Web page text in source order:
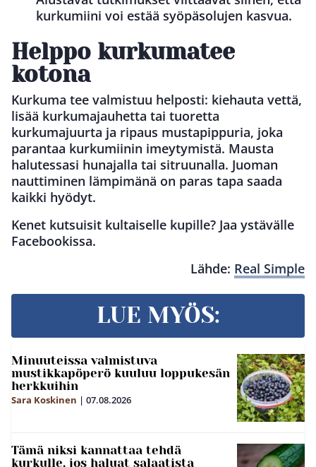
kurkumiini voi estää syöpäsolujen kasvua.
Helppo kurkumatee
kotona
Kurkuma tee valmistuu helposti: kiehauta vettä,
lisää kurkumajauhetta tai tuoretta
kurkumajuurta ja ripaus mustapippuria, joka
parantaa kurkumiinin imeytymistä. Mausta
halutessasi hunajalla tai sitruunalla. Juoman
nauttiminen lämpimänä on paras tapa saada
kaikki hyödyt.
Kenet kutsuisit kultaiselle kupille? Jaa ystävälle
Facebookissa.
Lähde: Real Simple
LUE MYÖS:
Minuuteissa valmistuva
mustikkapöperö kuuluu loppukesän
herkkuihin
Sara Koskinen | 07.08.2026
Tämä niksi kannattaa tehdä
kurkulle, jos haluat salaatista